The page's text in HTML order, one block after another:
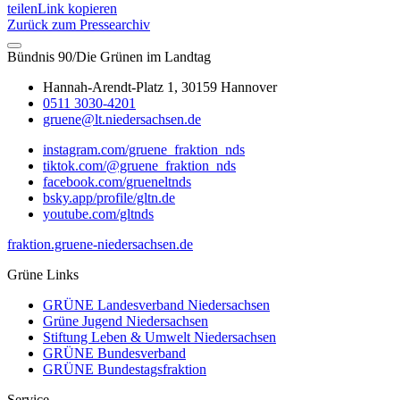
teilenLink kopieren
Zurück zum Pressearchiv
Bündnis 90/Die Grünen im Landtag
Hannah-Arendt-Platz 1, 30159 Hannover
0511 3030-4201
gruene@lt.niedersachsen.de
instagram.com/gruene_fraktion_nds
tiktok.com/@gruene_fraktion_nds
facebook.com/grueneltnds
bsky.app/profile/gltn.de
youtube.com/gltnds
fraktion.gruene-niedersachsen.de
Grüne Links
GRÜNE Landesverband Niedersachsen
Grüne Jugend Niedersachsen
Stiftung Leben & Umwelt Niedersachsen
GRÜNE Bundesverband
GRÜNE Bundestagsfraktion